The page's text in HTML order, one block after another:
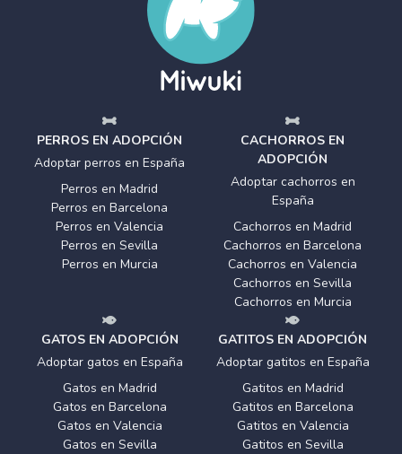
PERROS EN ADOPCIÓN
Adoptar perros en España
Perros en Madrid
Perros en Barcelona
Perros en Valencia
Perros en Sevilla
Perros en Murcia
CACHORROS EN
ADOPCIÓN
Adoptar cachorros en
España
Cachorros en Madrid
Cachorros en Barcelona
Cachorros en Valencia
Cachorros en Sevilla
Cachorros en Murcia
GATOS EN ADOPCIÓN
Adoptar gatos en España
Gatos en Madrid
Gatos en Barcelona
Gatos en Valencia
Gatos en Sevilla
GATITOS EN ADOPCIÓN
Adoptar gatitos en España
Gatitos en Madrid
Gatitos en Barcelona
Gatitos en Valencia
Gatitos en Sevilla